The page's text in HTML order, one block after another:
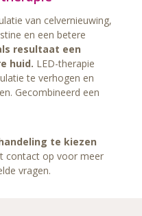
van celvernieuwing,
en een betere
resultaat een
huid. LED-therapie
te verhogen en
Gecombineerd een
te kiezen
contact op voor meer
vragen.